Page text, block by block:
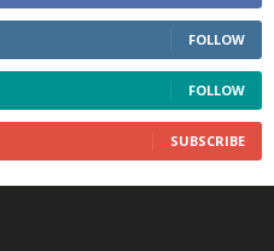
FOLLOW
FOLLOW
SUBSCRIBE